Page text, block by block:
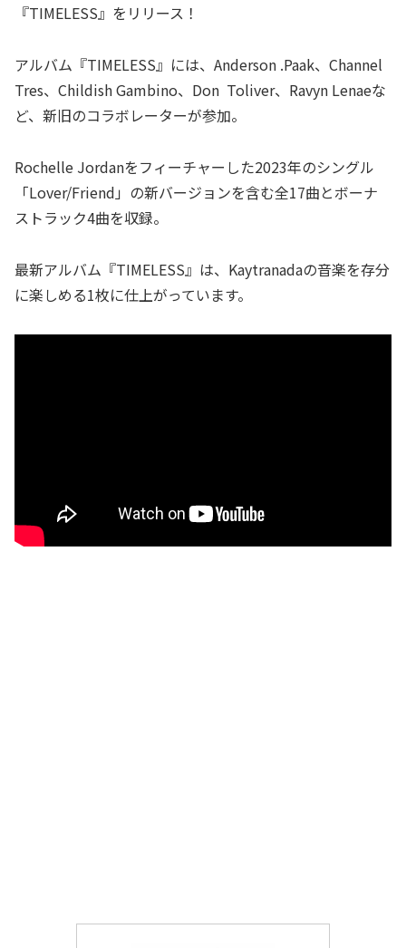
『TIMELESS』をリリース！
アルバム『TIMELESS』には、Anderson .Paak、Channel
Tres、Childish Gambino、Don Toliver、Ravyn Lenaeな
ど、新旧のコラボレーターが参加。
Rochelle Jordanをフィーチャーした2023年のシングル
「Lover/Friend」の新バージョンを含む全17曲とボーナ
ストラック4曲を収録。
最新アルバム『TIMELESS』は、Kaytranadaの音楽を存分
に楽しめる1枚に仕上がっています。